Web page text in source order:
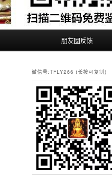
朋友圈反馈
微信号:TFLY266 (长按可复制)